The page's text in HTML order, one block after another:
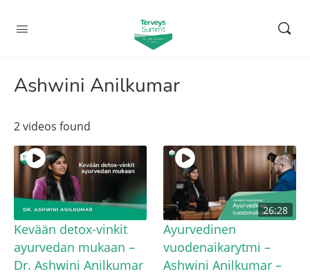
Ashwini Anilkumar
2 videos found
Kevään detox-vinkit
ayurvedan mukaan –
Dr. Ashwini Anilkumar
26:28
Ayurvedinen
vuodenaikarytmi –
Ashwini Anilkumar –